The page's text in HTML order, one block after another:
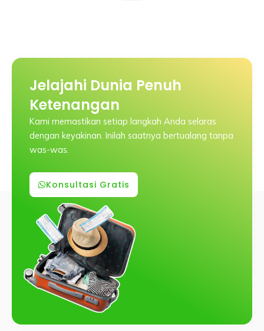
Jelajahi Dunia Penuh
Ketenangan
Kami memastikan setiap langkah Anda selaras
dengan keyakinan. Inilah saatnya bertualang tanpa
was-was.
Konsultasi Gratis